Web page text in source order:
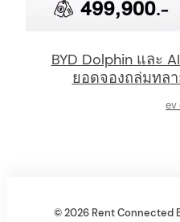
BYD Dolphin และ
ยอดจองถล่มทล
ev
© 2026 Rent Connected